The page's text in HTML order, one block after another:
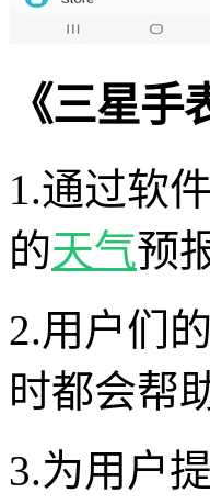
《三星
1.通过软
的天气预
2.用户们
时都会帮
3.为用户